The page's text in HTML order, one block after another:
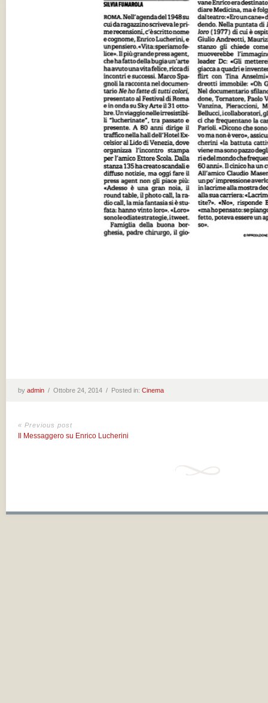
by admin / Ottobre 24, 2014 / Posted in: Cinema
« Previous post
Il Messaggero su Enrico Lucherini